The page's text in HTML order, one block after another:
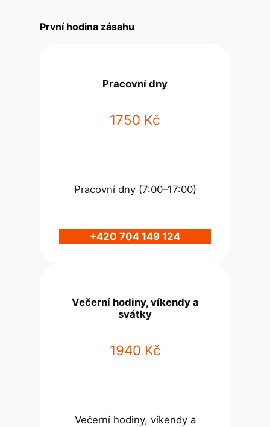
První hodina zásahu
Pracovní dny
1750 Kč
Pracovní dny (7:00–17:00)
+420 704 149 124
Večerní hodiny, víkendy a
svátky
1940 Kč
Večerní hodiny, víkendy a